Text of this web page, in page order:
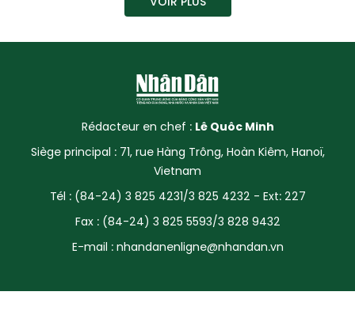
SOCIÉTÉ
CULTURE
TOURISME
ENVIRONNEMENT
SPORT
FRANCOPHONIE
Rédacteur en chef : Lê Quôc Minh
Siège principal : 71, rue Hàng Trông, Hoàn Kiêm, Hanoï,
Vietnam
Tél : (84-24) 3 825 4231/3 825 4232 - Ext: 227
Fax : (84-24) 3 825 5593/3 828 9432
E-mail : nhandanenligne@nhandan.vn